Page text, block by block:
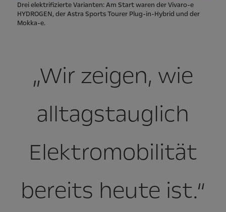
Drei elektrifizierte Varianten: Am Start waren der Vivaro-e
HYDROGEN, der Astra Sports Tourer Plug-in-Hybrid und der
Mokka-e.
„Wir zeigen, wie
alltagstauglich
Elektromobilität
bereits heute ist.“